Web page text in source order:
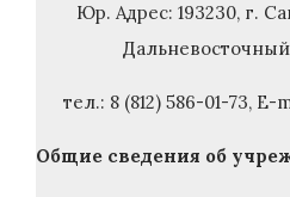
Юр. Адрес: 193230, г.
тел.: 8 (812) 586-01-73,
Общие сведения об